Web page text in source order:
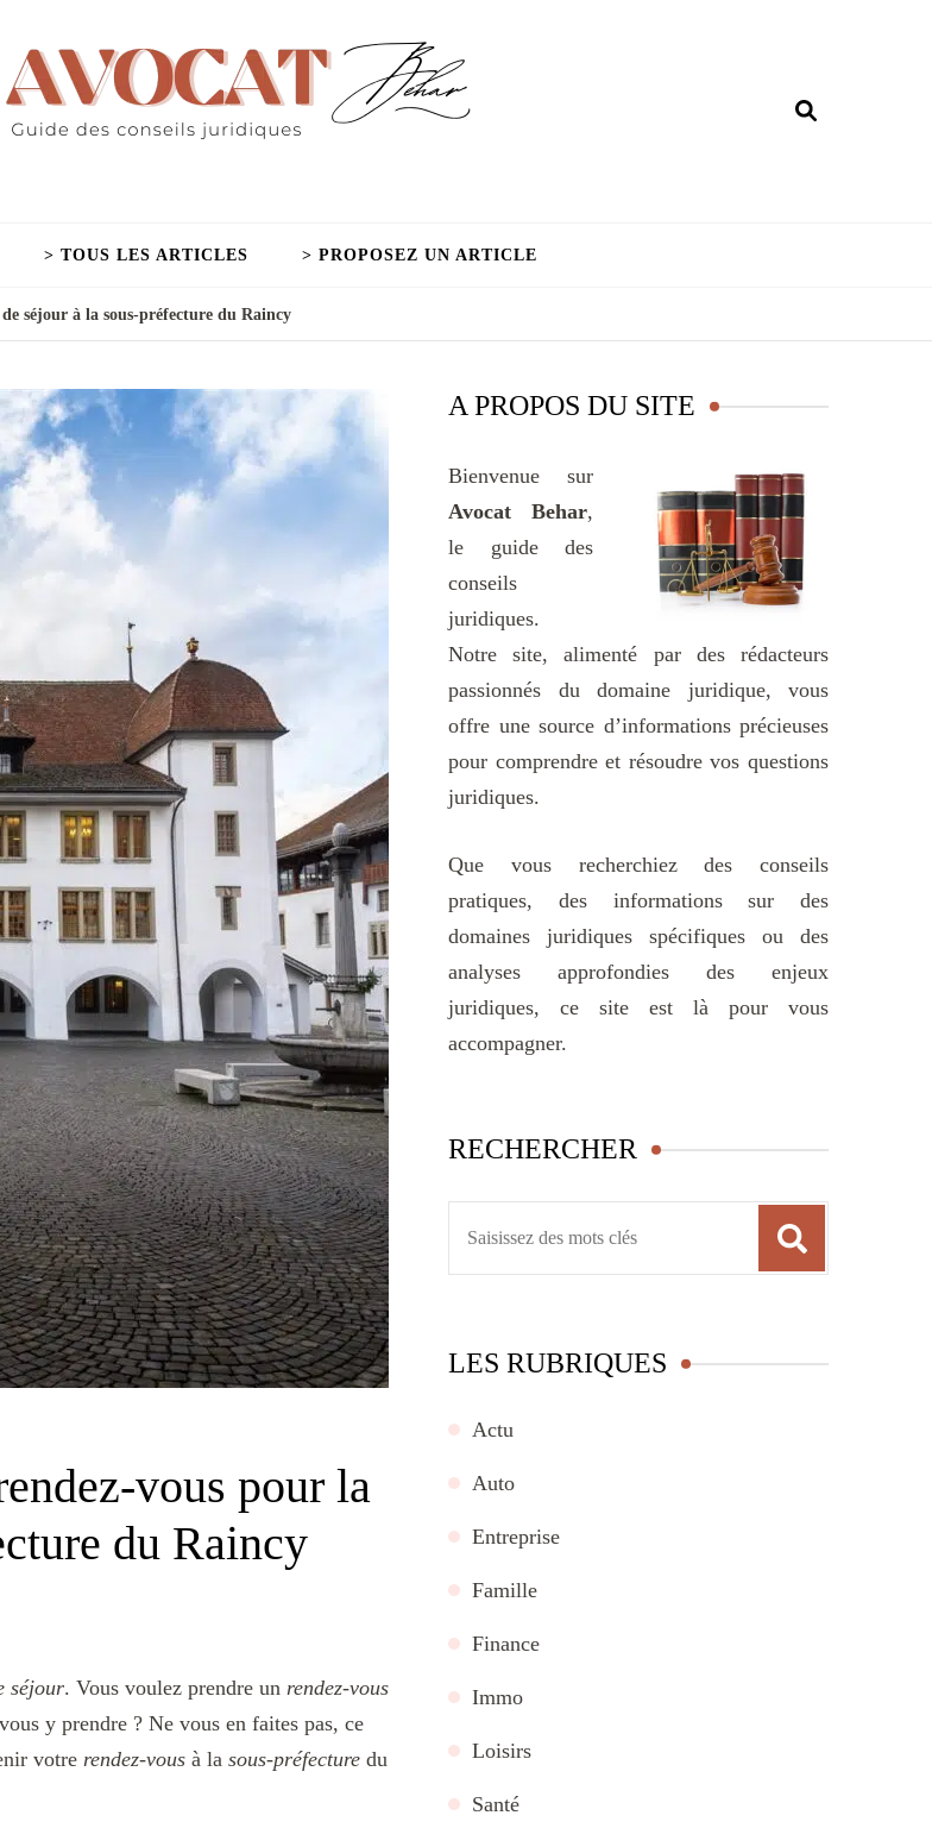
> TOUS LES ARTICLES > PROPOSEZ UN ARTICLE
séjour à la sous-préfecture du Raincy
vous pour la
du Raincy
séjour. Vous voulez prendre un rendez-vous
y prendre ? Ne vous en faites pas, ce
votre rendez-vous à la sous-préfecture du
A PROPOS DU SITE
Bienvenue sur
Avocat Behar,
le guide des
conseils
juridiques.
Notre site, alimenté par des rédacteurs
passionnés du domaine juridique, vous
offre une source d’informations précieuses
pour comprendre et résoudre vos questions
juridiques.
Que vous recherchiez des conseils
pratiques, des informations sur des
domaines juridiques spécifiques ou des
analyses approfondies des enjeux
juridiques, ce site est là pour vous
accompagner.
RECHERCHER
LES RUBRIQUES
Actu
Auto
Entreprise
Famille
Finance
Immo
Loisirs
Santé